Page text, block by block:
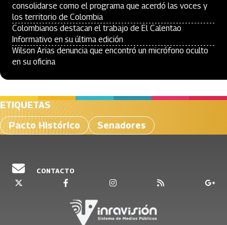
consolidarse como el programa que acerdó las voces y
los territorio de Colombia
Colombianos destacan el trabajo de El Calentao
Informativo en su última edición
Wilson Arias denuncia que encontró un micrófono oculto
en su oficina
ETIQUETAS
Pacto Histórico
Senadores
CONTACTO